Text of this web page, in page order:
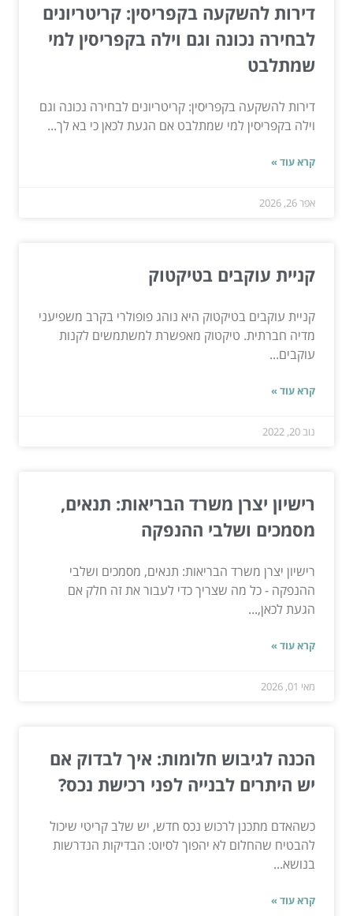
דירות להשקעה בקפריסין: קריטריונים
לבחירה נכונה וגם וילה בקפריסין למי
שמתלבט
דירות להשקעה בקפריסין: קריטריונים לבחירה נכונה וגם
וילה בקפריסין למי שמתלבט אם הגעת לכאן כי בא לך...
קרא עוד »
אפר 26, 2026
קניית עוקבים בטיקטוק
קניית עוקבים בטיקטוק היא נוהג פופולרי בקרב משפיעני
מדיה חברתית. טיקטוק מאפשרת למשתמשים לקנות
עוקבים...
קרא עוד »
נוב 20, 2022
רישיון יצרן משרד הבריאות: תנאים,
מסמכים ושלבי ההנפקה
רישיון יצרן משרד הבריאות: תנאים, מסמכים ושלבי
ההנפקה - כל מה שצריך כדי לעבור את זה חלק אם
הגעת לכאן,...
קרא עוד »
מאי 01, 2026
הכנה לגיבוש חלומות: איך לבדוק אם
יש היתרים לבנייה לפני רכישת נכס?
כשהאדם מתכנן לרכוש נכס חדש, יש שלב קריטי שיכול
להבטיח שהחלום לא יהפוך לסיוט: הבדיקות הנדרשות
בנושא...
קרא עוד »